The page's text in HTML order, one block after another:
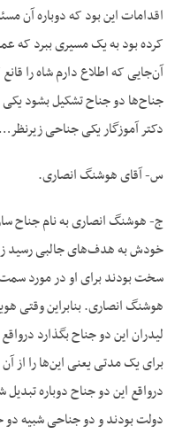
اقدامات این بود که دوباره آن
کرده بود به یک مسیری ببرد که
آن‌جایی که اطلاع دارم شاه را
جناح‌ها دو جناح تشکیل بشود یکی
دکتر آموزگار یکی جناحی زیرنظر…
س- آقای هوشنگ انصاری.
ج- هوشنگ انصاری به نام جناح
خودش به هدف‌های جالبی رسید
سخت بودند برای او در مورد
هوشنگ انصاری. بنابراین وقتی
لیدران این دو جناح بگذارد
برای یک مدتی یعنی این‌ها را از
درواقع این دو جناح دوباره
دولت بودند و دو جناحی شبیه